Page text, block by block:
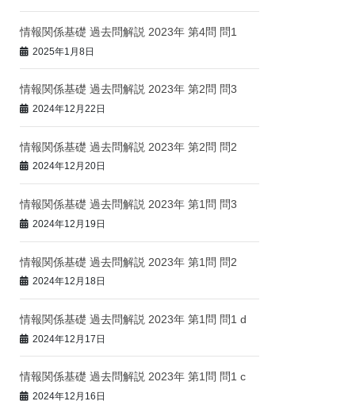
情報関係基礎 過去問解説 2023年 第4問 問1
2025年1月8日
情報関係基礎 過去問解説 2023年 第2問 問3
2024年12月22日
情報関係基礎 過去問解説 2023年 第2問 問2
2024年12月20日
情報関係基礎 過去問解説 2023年 第1問 問3
2024年12月19日
情報関係基礎 過去問解説 2023年 第1問 問2
2024年12月18日
情報関係基礎 過去問解説 2023年 第1問 問1 d
2024年12月17日
情報関係基礎 過去問解説 2023年 第1問 問1 c
2024年12月16日